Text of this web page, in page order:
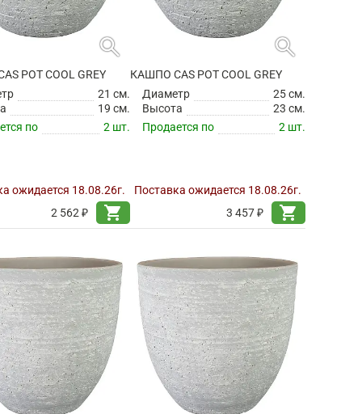
search
POT COOL GREY
21 см.
19 см.
по
2 шт.
ожидается 18.08.26г.
2 562 ₽
shopping_cart
search
КАШПО CAS POT COOL GREY
Диаметр
25 см.
Высота
23 см.
Продается по
2 шт.
Поставка ожидается 18.08.26г.
3 457 ₽
shopping_cart